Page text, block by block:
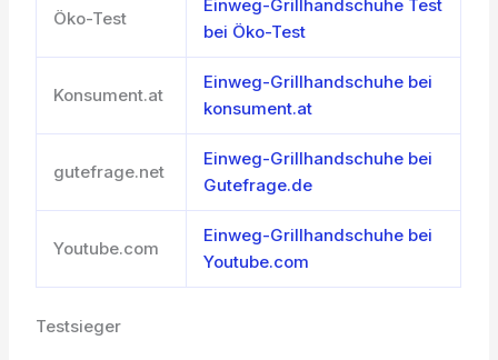
Öko-Test
Einweg-Grillhandschuhe Test
bei Öko-Test
Konsument.at
Einweg-Grillhandschuhe bei
konsument.at
gutefrage.net
Einweg-Grillhandschuhe bei
Gutefrage.de
Youtube.com
Einweg-Grillhandschuhe bei
Youtube.com
Testsieger